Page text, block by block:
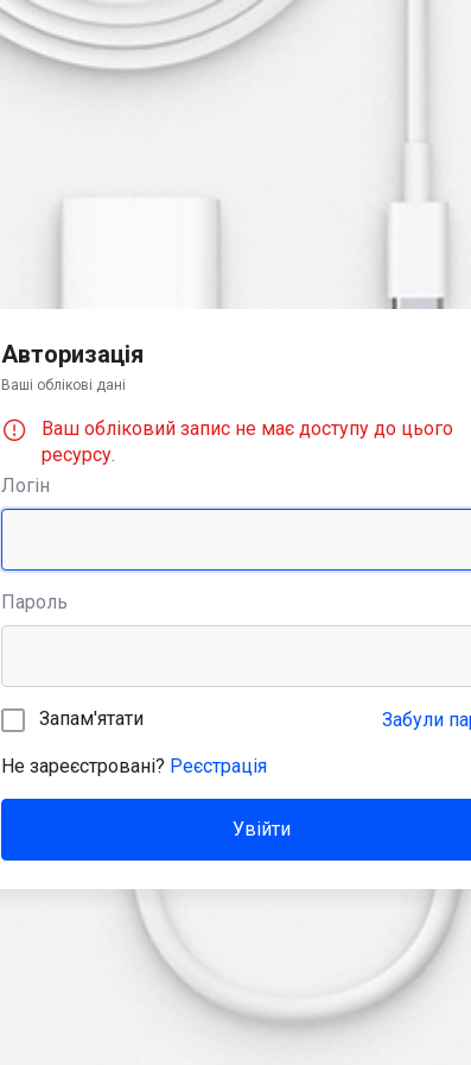
Авторизація
Ваші облікові дані
Ваш обліковий запис не має доступу до цього
ресурсу.
Логін
Пароль
Запам'ятати Забули
Не зареєстровані? Реєстрація